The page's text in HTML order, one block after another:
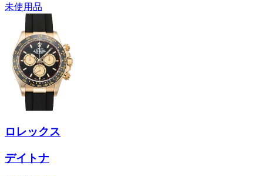
未使用品
ロレックス
デイトナ